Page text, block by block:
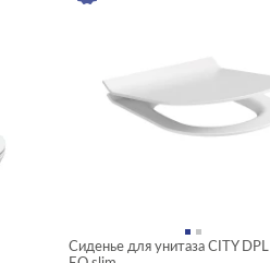
Сиденье для унитаза CITY DPL